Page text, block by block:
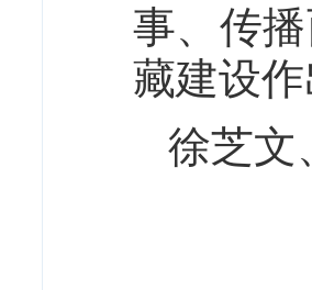
事、传
藏建设
徐芝文